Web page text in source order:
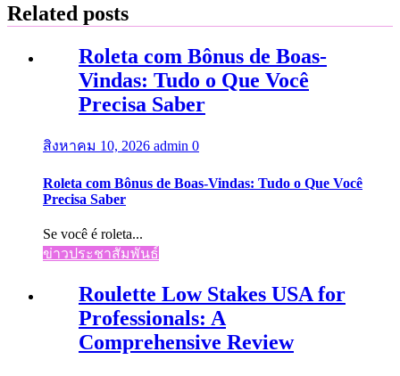
Related posts
Roleta com Bônus de Boas-
Vindas: Tudo o Que Você
Precisa Saber
สิงหาคม 10, 2026 admin 0
Roleta com Bônus de Boas-Vindas: Tudo o Que Você
Precisa Saber
Se você é roleta...
ข่าวประชาสัมพันธ์
Roulette Low Stakes USA for
Professionals: A
Comprehensive Review